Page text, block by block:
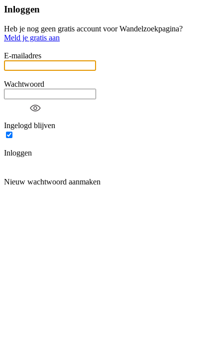
Inloggen
Heb je nog geen gratis account voor Wandelzoekpagina?
Meld je gratis aan
E-mailadres
Wachtwoord
Ingelogd blijven
Inloggen
Nieuw wachtwoord aanmaken